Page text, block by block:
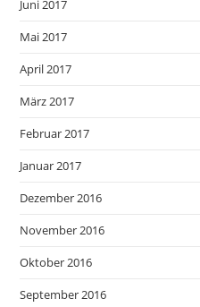
Juni 2017
Mai 2017
April 2017
März 2017
Februar 2017
Januar 2017
Dezember 2016
November 2016
Oktober 2016
September 2016